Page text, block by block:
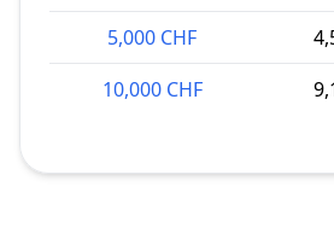
5,000 CHF
10,000 CHF